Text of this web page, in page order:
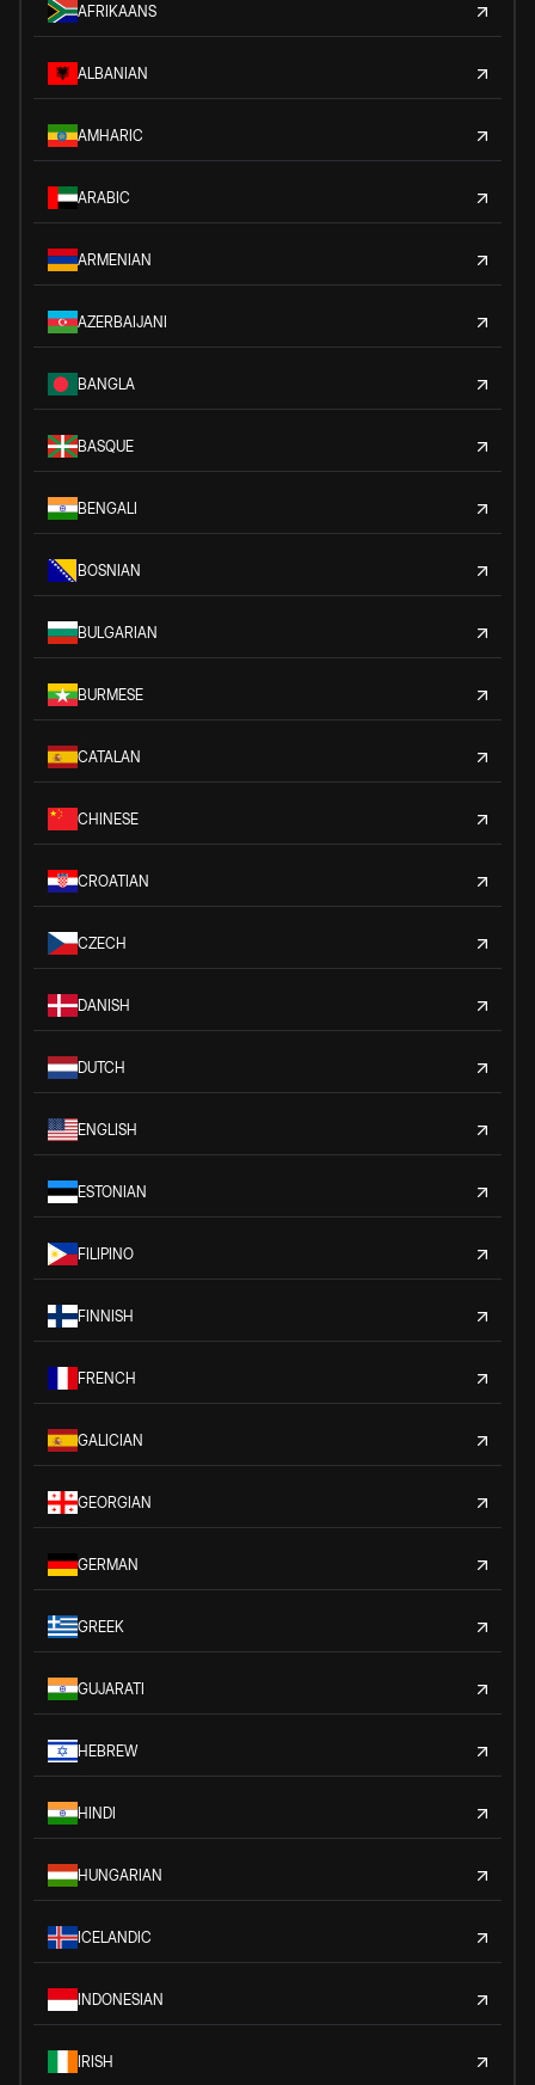
AFRIKAANS
ALBANIAN
AMHARIC
ARABIC
ARMENIAN
AZERBAIJANI
BANGLA
BASQUE
BENGALI
BOSNIAN
BULGARIAN
BURMESE
CATALAN
CHINESE
CROATIAN
CZECH
DANISH
DUTCH
ENGLISH
ESTONIAN
FILIPINO
FINNISH
FRENCH
GALICIAN
GEORGIAN
GERMAN
GREEK
GUJARATI
HEBREW
HINDI
HUNGARIAN
ICELANDIC
INDONESIAN
IRISH